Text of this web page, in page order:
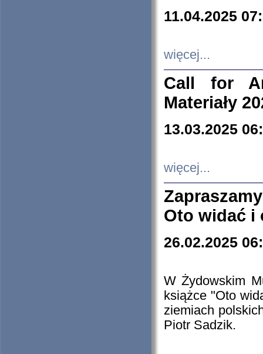
11.04.2025
więcej...
Call for
Materiały
13.03.2025
więcej...
Oto widać i
26.02.2025
W Żydowskim
książce "Oto
ziemiach
Piotr Sadzik.